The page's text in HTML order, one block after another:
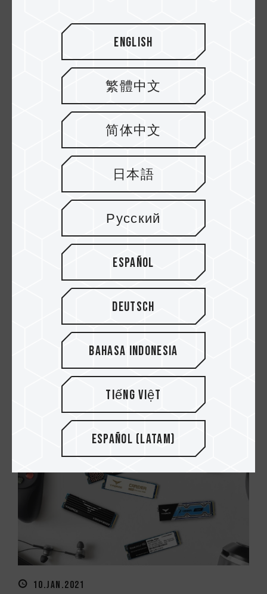
20.MAR.2021
Beeinflusst die Speicherfrequenz die FPS
des Spiels? 3 Spiele getestet (Teil Zwei)
10.MAR.2021
Beeinflusst die Speicherfrequenz die FPS
des Spiels? 3 Spiele getestet (Teil I)
10.JAN.2021
English
繁體中文
简体中文
日本語
Русский
Español
Deutsch
Bahasa Indonesia
Tiếng Việt
Español (Latam)